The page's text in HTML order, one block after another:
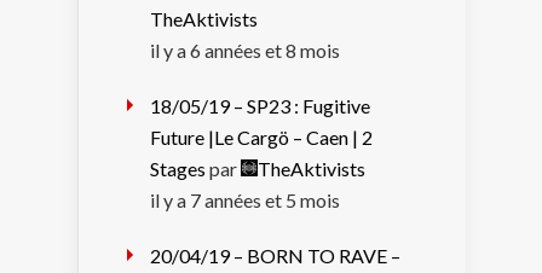
TheAktivists
il y a 6 années et 8 mois
18/05/19 – SP23 : Fugitive
Future |Le Cargö – Caen | 2
Stages par
TheAktivists
il y a 7 années et 5 mois
20/04/19 – BORN TO RAVE –